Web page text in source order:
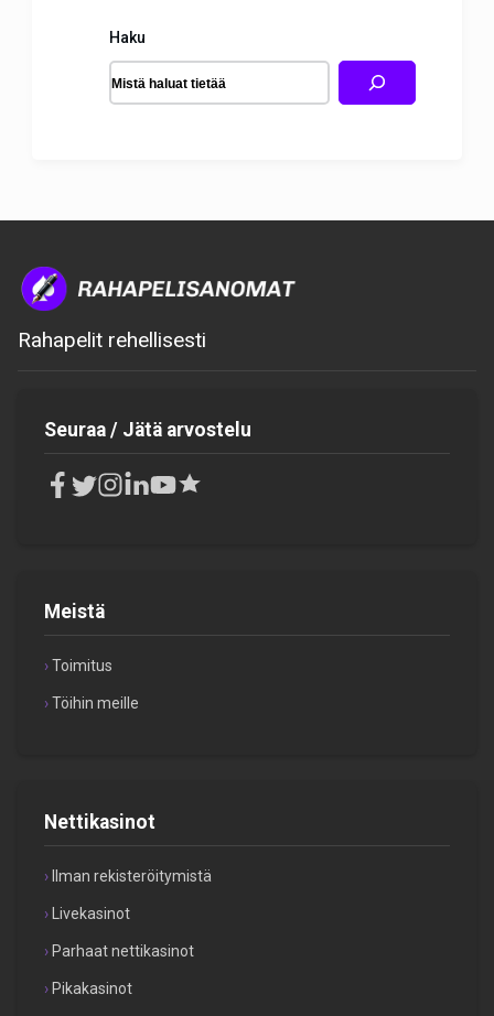
Haku
Rahapelit rehellisesti
Meistä
Toimitus
Töihin meille
Nettikasinot
Ilman rekisteröitymistä
Livekasinot
Parhaat nettikasinot
Pikakasinot
Seuraa / Jätä arvostelu